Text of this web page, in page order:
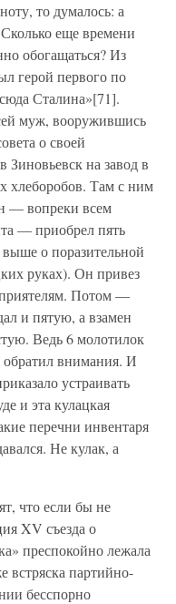
то думалось: а
еще времени
обогащаться? Из
герой первого по
Сталина»[71].
муж, вооружившись
о своей
Зиновьевск на завод в
хлеборобов. Там с ним
— вопреки всем
— приобрел пять
о поразительной
руках). Он привез
Потом —
и пятую, а взамен
Ведь 6 молотилок
обратил внимания. И
устраивать
и эта кулацкая
перечни инвентаря
Не кулак, а
что если бы не
XV съезда о
преспокойно лежала
встряска партийно-
бесспорно